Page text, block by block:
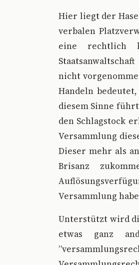
Hier liegt der
verbalen
eine rechtlich
nicht
Handeln
diesem Sinne
den Schlagstock
Versammlung
Dieser mehr als
Brisanz
Versammlung
Unterstützt wird
etwas ganz